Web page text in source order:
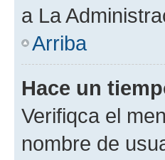
a La
Arriba
Hace un
Verifiqca el
nombre de